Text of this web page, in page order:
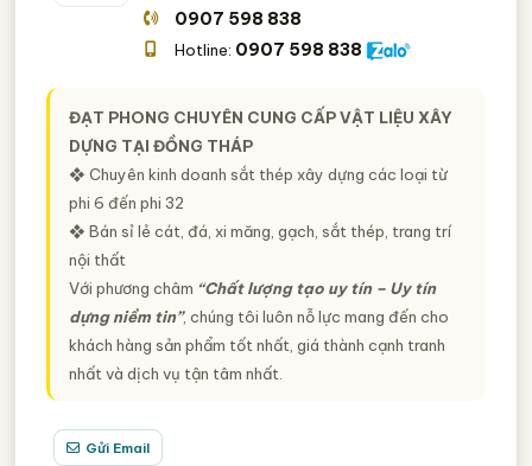
0907 598 838
Hotline: 0907 598 838
ĐẠT PHONG CHUYÊN CUNG CẤP VẬT LIỆU XÂY
DỰNG TẠI ĐỒNG THÁP
❖ Chuyên kinh doanh sắt thép xây dựng các loại từ
phi 6 đến phi 32
❖ Bán sỉ lẻ cát, đá, xi măng, gạch, sắt thép, trang trí
nội thất
Với phương châm “Chất lượng tạo uy tín – Uy tín
dựng niềm tin”, chúng tôi luôn nỗ lực mang đến cho
khách hàng sản phẩm tốt nhất, giá thành cạnh tranh
nhất và dịch vụ tận tâm nhất.
Gửi Email